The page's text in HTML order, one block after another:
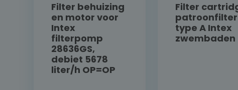
Filter behuizing
en motor voor
Intex
filterpomp
28636GS,
debiet 5678
liter/h OP=OP
Filter
patroonfilter
type A Intex
zwembaden